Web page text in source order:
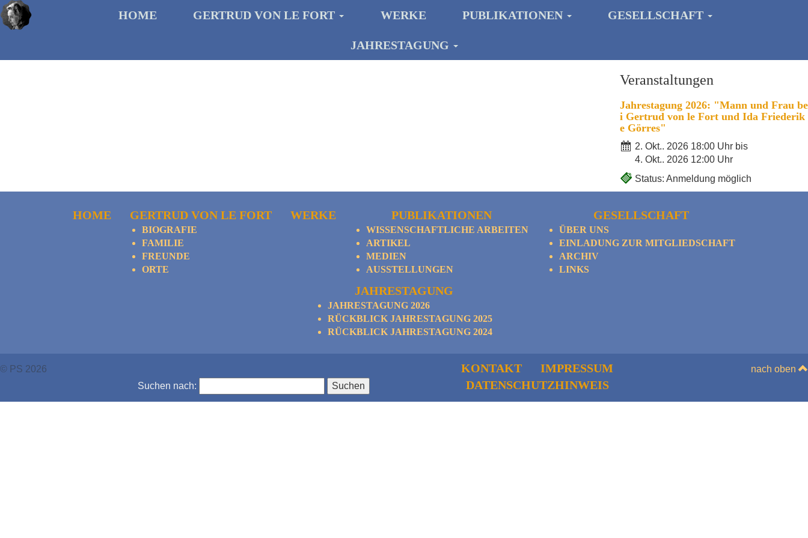
HOME GERTRUD VON LE FORT WERKE PUBLIKATIONEN GESELLSCHAFT
JAHRESTAGUNG
Veranstaltungen
Jahrestagung 2026: "Mann und Frau be
i Gertrud von le Fort und Ida Friederik
e Görres"
2. Okt.. 2026 18:00 Uhr bis
4. Okt.. 2026 12:00 Uhr
Status: Anmeldung möglich
HOME GERTRUD VON LE FORT
BIOGRAFIE
FAMILIE
FREUNDE
ORTE
WERKE PUBLIKATIONEN
WISSENSCHAFTLICHE ARBEITEN
ARTIKEL
MEDIEN
AUSSTELLUNGEN
GESELLSCHAFT
ÜBER UNS
EINLADUNG ZUR MITGLIEDSCHAFT
ARCHIV
LINKS
JAHRESTAGUNG
JAHRESTAGUNG 2026
RÜCKBLICK JAHRESTAGUNG 2025
RÜCKBLICK JAHRESTAGUNG 2024
© PS 2026
Suchen nach:
KONTAKT
IMPRESSUM
DATENSCHUTZHINWEIS
nach oben